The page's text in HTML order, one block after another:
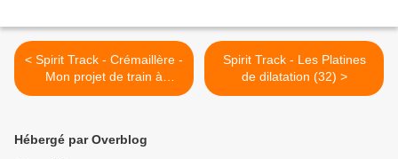
< Spirit Track - Crémaillère -
Mon projet de train à
crémaillère : Z800 ou
Spirit Track - Les Platines
de dilatation (32) >
Hébergé par Overblog